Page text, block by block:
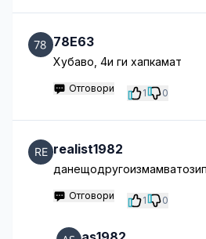
78E63
Хубаво, 4и ги хапкамат
Отговори 1 0
realist1982
Отговори 1 0